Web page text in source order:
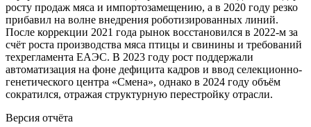
росту продаж мяса и импортозамещению, а в 2020 году резко
прибавил на волне внедрения роботизированных линий.
После коррекции 2021 года рынок восстановился в 2022-м за
счёт роста производства мяса птицы и свинины и требований
техрегламента ЕАЭС. В 2023 году рост поддержали
автоматизация на фоне дефицита кадров и ввод селекционно-
генетического центра «Смена», однако в 2024 году объём
сократился, отражая структурную перестройку отрасли.
Версия отчёта